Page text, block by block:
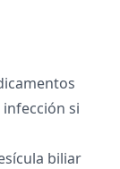
si
biliar